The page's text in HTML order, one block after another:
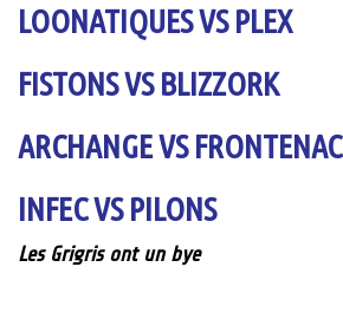
LOONATIQUES VS PLEX
FISTONS VS BLIZZORK
ARCHANGE VS FRONTENAC
INFEC VS PILONS
Les Grigris ont un bye